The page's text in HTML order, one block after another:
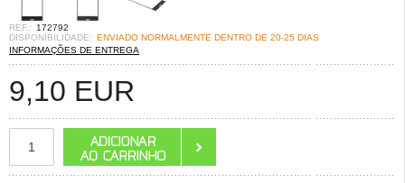
REF.:
172792
DISPONIBILIDADE: ENVIADO NORMALMENTE DENTRO DE 20-25 DIAS
INFORMAÇÕES DE ENTREGA
9,10 EUR